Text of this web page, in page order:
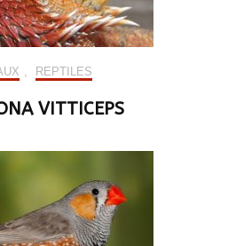
REPTILES
VITTICEPS